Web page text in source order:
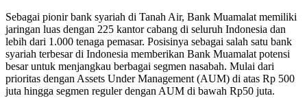
Sebagai pionir bank syariah di Tanah Air, Bank Muamalat memiliki
jaringan luas dengan 225 kantor cabang di seluruh Indonesia dan
lebih dari 1.000 tenaga pemasar. Posisinya sebagai salah satu bank
syariah terbesar di Indonesia memberikan Bank Muamalat potensi
besar untuk menjangkau berbagai segmen nasabah. Mulai dari
prioritas dengan Assets Under Management (AUM) di atas Rp 500
juta hingga segmen reguler dengan AUM di bawah Rp50 juta.